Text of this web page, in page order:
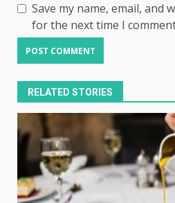
Save my name, email, and
for the next time I
RELATED STORIES